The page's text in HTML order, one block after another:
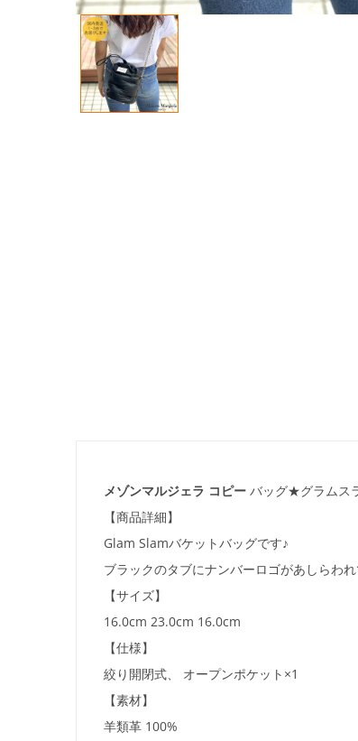
メゾンマルジェラ コピー バッグ★グラムス
【商品詳細】
Glam Slamバケットバッグです♪
ブラックのタブにナンバーロゴがあしらわ
【サイズ】
16.0cm 23.0cm 16.0cm
【仕様】
絞り開閉式、 オープンポケット×1
【素材】
羊類革 100%